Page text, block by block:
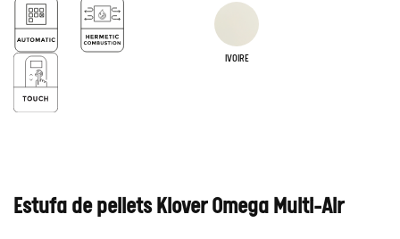
IVOIRE
Estufa de pellets Klover Omega Multi-Air